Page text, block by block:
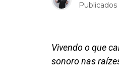
Publicados
Vivendo o que
sonoro nas